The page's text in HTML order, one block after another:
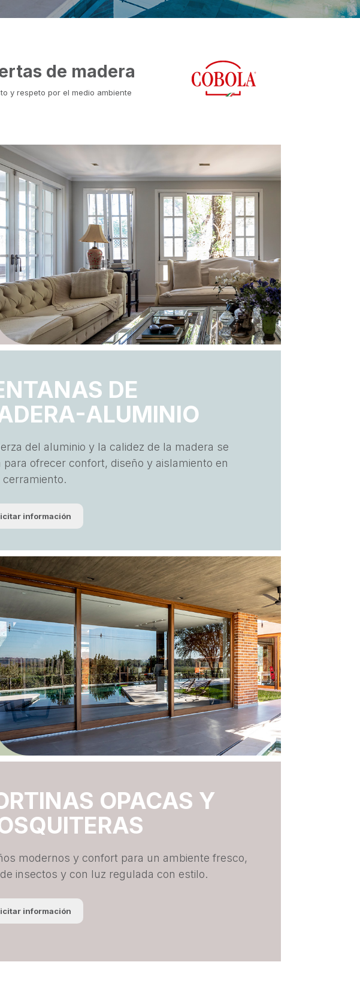
de madera
y respeto por el medio ambiente
DE
ALUMINIO
del aluminio y la calidez de la madera se
para ofrecer confort, diseño y aislamiento en
cerramiento.
información
OPACAS Y
modernos y confort para un ambiente fresco,
insectos y con luz regulada con estilo.
información